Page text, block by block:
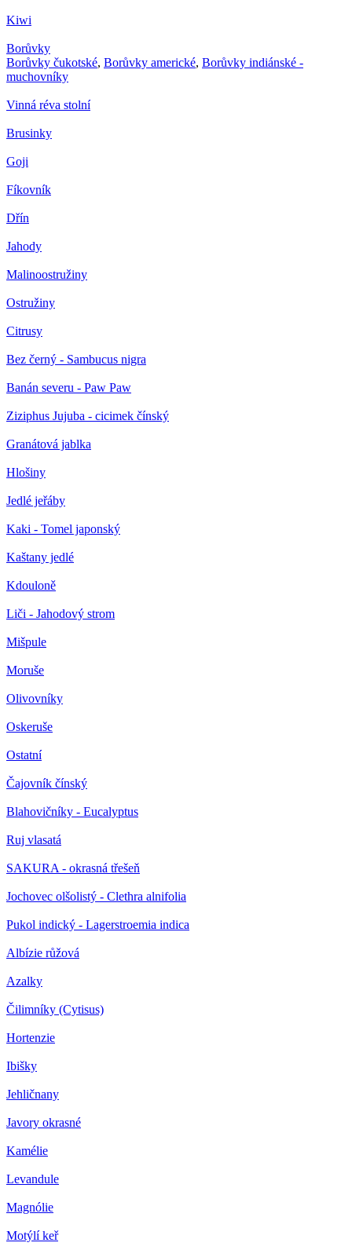
Kiwi
Borůvky
Borůvky čukotské, Borůvky americké, Borůvky indiánské -
muchovníky
Vinná réva stolní
Brusinky
Goji
Fíkovník
Dřín
Jahody
Malinoostružiny
Ostružiny
Citrusy
Bez černý - Sambucus nigra
Banán severu - Paw Paw
Ziziphus Jujuba - cicimek čínský
Granátová jablka
Hlošiny
Jedlé jeřáby
Kaki - Tomel japonský
Kaštany jedlé
Kdouloně
Liči - Jahodový strom
Mišpule
Moruše
Olivovníky
Oskeruše
Ostatní
Čajovník čínský
Blahovičníky - Eucalyptus
Ruj vlasatá
SAKURA - okrasná třešeň
Jochovec olšolistý - Clethra alnifolia
Pukol indický - Lagerstroemia indica
Albízie růžová
Azalky
Čilimníky (Cytisus)
Hortenzie
Ibišky
Jehličnany
Javory okrasné
Kamélie
Levandule
Magnólie
Motýlí keř